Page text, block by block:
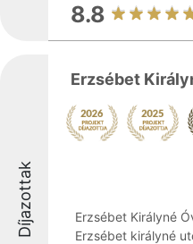
8.8
Díjazottak
Erzsébet
Erzsébet Királyné
Erzsébet királyné